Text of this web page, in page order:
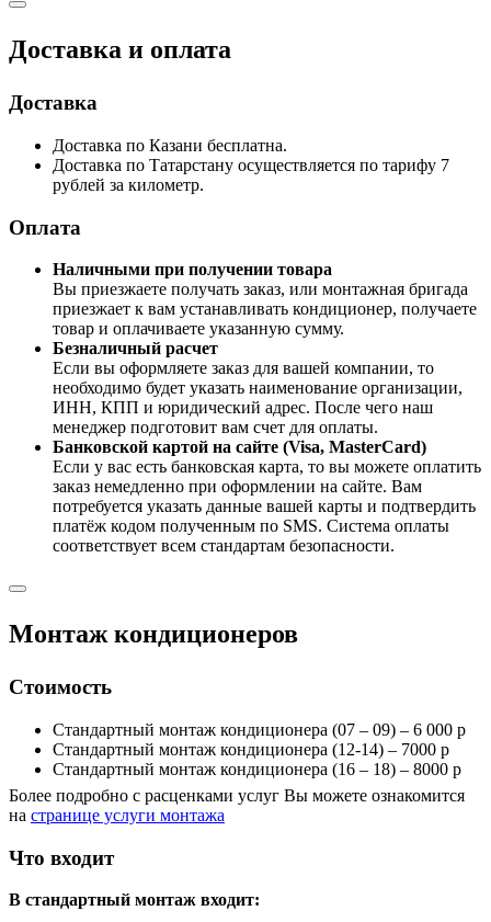
Доставка и оплата
Доставка
Доставка по Казани бесплатна.
Доставка по Татарстану осуществляется по тарифу 7
рублей за километр.
Оплата
Наличными при получении товара
Вы приезжаете получать заказ, или монтажная бригада
приезжает к вам устанавливать кондиционер, получаете
товар и оплачиваете указанную сумму.
Безналичный расчет
Если вы оформляете заказ для вашей компании, то
необходимо будет указать наименование организации,
ИНН, КПП и юридический адрес. После чего наш
менеджер подготовит вам счет для оплаты.
Банковской картой на сайте (Visa, MasterCard)
Если у вас есть банковская карта, то вы можете оплатить
заказ немедленно при оформлении на сайте. Вам
потребуется указать данные вашей карты и подтвердить
платёж кодом полученным по SMS. Система оплаты
соответствует всем стандартам безопасности.
Монтаж кондиционеров
Стоимость
Стандартный монтаж кондиционера (07 – 09) – 6 000 р
Стандартный монтаж кондиционера (12-14) – 7000 р
Стандартный монтаж кондиционера (16 – 18) – 8000 р
Более подробно с расценками услуг Вы можете ознакомится
на странице услуги монтажа
Что входит
В стандартный монтаж входит: